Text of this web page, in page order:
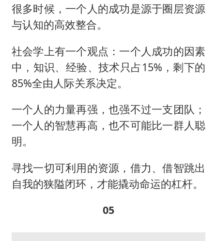
很多时候，一个人的成功是源于圈层资源
与认知的高效整合。
社会学上有一个观点：一个人成功的因素
中，知识、经验、技术只占15%，剩下的
85%全由人际关系决定。
一个人的力量再强，也强不过一支团队；
一个人的智慧再高，也不可能比一群人聪
明。
寻找一切可利用的资源，借力、借智跳出
自我的狭隘闭环，才能撬动命运的杠杆。
05